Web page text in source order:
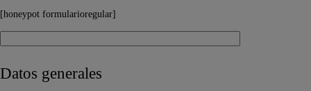
[honeypot formularioregular]
Datos generales